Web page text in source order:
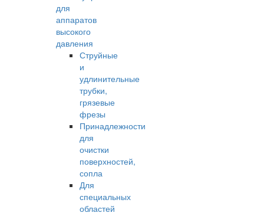
для
аппаратов
высокого
давления
Струйные
и
удлинительные
трубки,
грязевые
фрезы
Принадлежности
для
очистки
поверхностей,
сопла
Для
специальных
областей